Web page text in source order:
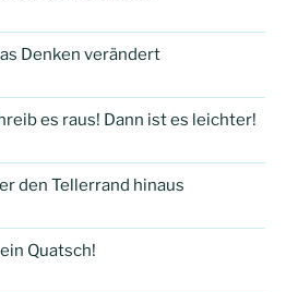
Denken verändert
es raus! Dann ist es leichter!
den Tellerrand hinaus
Quatsch!